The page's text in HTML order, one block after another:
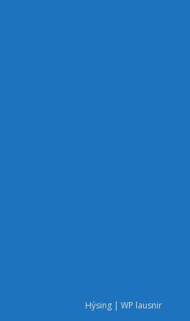
Hýsing | WP lausnir